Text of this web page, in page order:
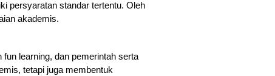
persyaratan standar tertentu. Oleh
akademis.
learning, dan pemerintah serta
tetapi juga membentuk